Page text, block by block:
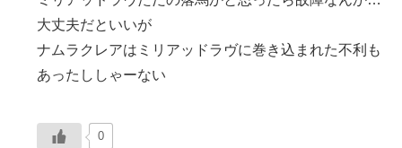
大丈夫だといいが
ナムラクレアはミリアッドラヴに巻き込まれた不利も
あったししゃーない
0